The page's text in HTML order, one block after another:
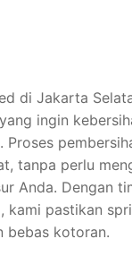
di Jakarta
ingin
Proses
tanpa perlu
Anda. Dengan
kami pastikan
bebas kotoran.